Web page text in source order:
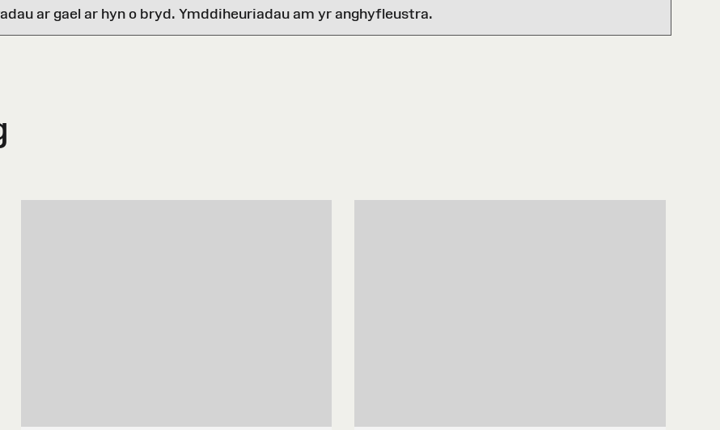
ar gael ar hyn o bryd. Ymddiheuriadau am yr anghyfleustra.